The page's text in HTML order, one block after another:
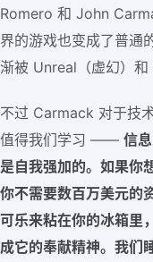
Romero 和 John
界的游戏也变成了普通
渐被 Unreal（虚幻）和
不过 Carmack 对于技
值得我们学习 —— 信
是自我强加的。如果你
你不需要数百万美元的
可乐来粘在你的冰箱里
成它的奉献精神。我们